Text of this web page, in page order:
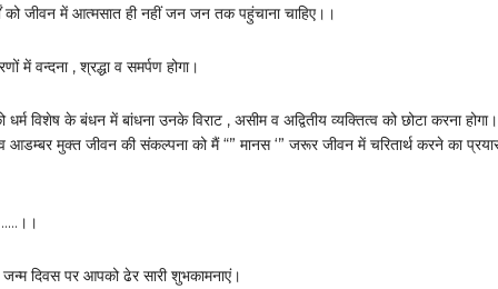
जीवन में आत्मसात ही नहीं जन जन तक पहुंचाना चाहिए।।
में वन्दना , श्रद्धा व समर्पण होगा।
विशेष के बंधन में बांधना उनके विराट , असीम व अद्वितीय व्यक्तित्व को छोटा करना
आडम्बर मुक्त जीवन की संकल्पना को मैं “” मानस ‘” जरूर जीवन में चरितार्थ करने का
दिवस पर आपको ढेर सारी शुभकामनाएं।